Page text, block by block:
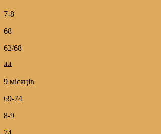
7-8
68
62/68
44
9 місяців
69-74
8-9
74